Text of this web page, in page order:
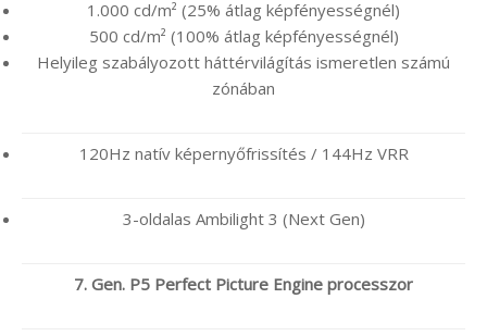
1.000 cd/m² (25% átlag képfényességnél)
500 cd/m² (100% átlag képfényességnél)
Helyileg szabályozott háttérvilágítás ismeretlen számú
zónában
120Hz natív képernyőfrissítés / 144Hz VRR
3-oldalas Ambilight 3 (Next Gen)
7. Gen. P5 Perfect Picture Engine processzor